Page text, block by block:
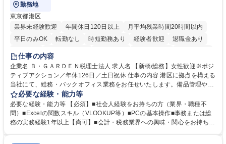
勤務地
東京都港区
業界未経験歓迎
年間休日120日以上
月平均残業時間20時間以内
平日のみOK
転勤なし 時短勤務あり 経験者歓迎
退職金あり
賞与あり
完全週休2日制
服装自由
仕事の内容
企業名 Ｂ・ＧＡＲＤＥＮ税理士法人 求人名 【新橋/総務】女性歓迎※ポジ
ティブアクション／年休126日／土日祝休 仕事の内容 港区に拠点を構える
当社にて、総務・バックオフィス業務をお任せいたします。備品管理や来
客対応から、経理サポート、社会保険手続き、さらには新たなシステム導
入の検討まで、幅広く組織を支える役割です。 ■備品発注・在庫管理、郵
送物対応、電話・来客対応 ■金融機関への外出業務（入出金管理補助）、
福利厚生・社内イベントの運営管理 ■社内ルールの整備、職場環境の改善
必要な経験・能力等
必要な経験・能力等 【必須】■社会人経験をお持ちの方（業界・職種不
問）■Excelの関数スキル（VLOOKUP等）■PCの基本操作■事務または総
務の実務経験1年以上【尚可】■会計・税務業界への興味・関心をお持ちの